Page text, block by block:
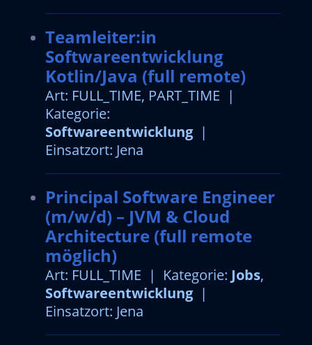
Teamleiter:in
Softwareentwicklung
Kotlin/Java (full remote)
Art: FULL_TIME, PART_TIME |
Kategorie:
Softwareentwicklung|
Einsatzort: Jena
Principal Software Engineer
(m/w/d) – JVM & Cloud
Architecture (full remote
möglich)
Art: FULL_TIME | Kategorie: Jobs,
Softwareentwicklung|
Einsatzort: Jena